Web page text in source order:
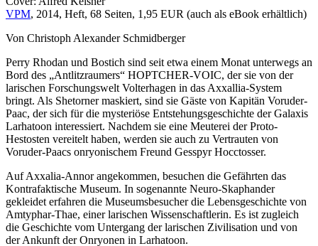
VPM, 2014, Heft, 68 Seiten, 1,95 EUR (auch als eBook erhältlich)
Von Christoph Alexander Schmidberger
Perry Rhodan und Bostich sind seit etwa einem Monat unterwegs an
Bord des „Antlitzraumers“ HOPTCHER-VOIC, der sie von der
larischen Forschungswelt Volterhagen in das Axxallia-System
bringt. Als Shetorner maskiert, sind sie Gäste von Kapitän Voruder-
Paac, der sich für die mysteriöse Entstehungsgeschichte der Galaxis
Larhatoon interessiert. Nachdem sie eine Meuterei der Proto-
Hestosten vereitelt haben, werden sie auch zu Vertrauten von
Voruder-Paacs onryonischem Freund Gesspyr Hocctosser.
Auf Axxalia-Annor angekommen, besuchen die Gefährten das
Kontrafaktische Museum. In sogenannte Neuro-Skaphander
gekleidet erfahren die Museumsbesucher die Lebensgeschichte von
Amtyphar-Thae, einer larischen Wissenschaftlerin. Es ist zugleich
die Geschichte vom Untergang der larischen Zivilisation und von
der Ankunft der Onryonen in Larhatoon.